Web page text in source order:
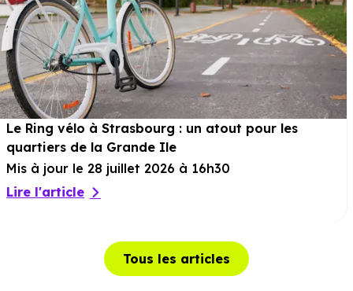
Le Ring vélo à Strasbourg : un atout pour les
quartiers de la Grande Ile
Mis à jour le 28 juillet 2026 à 16h30
Lire l'article
Tous les articles